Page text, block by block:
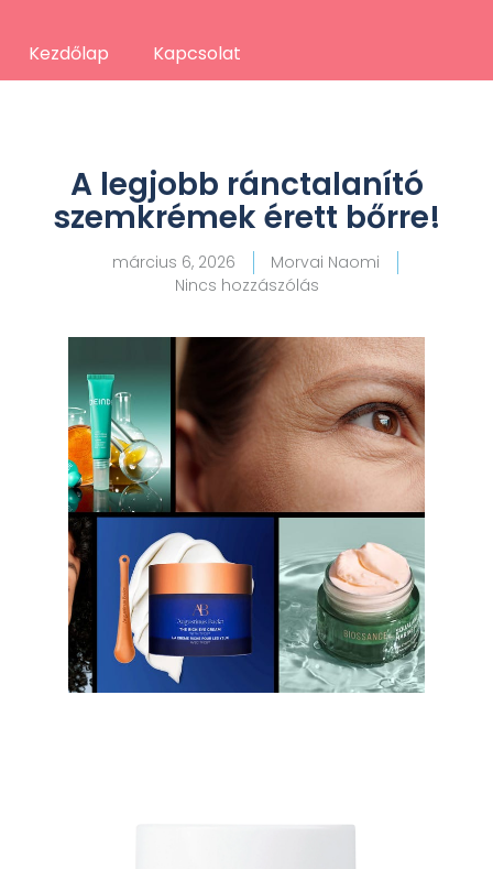
Kezdőlap Kapcsolat
A legjobb ránctalanító
szemkrémek érett bőrre!
március 6, 2026
Morvai Naomi
Nincs hozzászólás